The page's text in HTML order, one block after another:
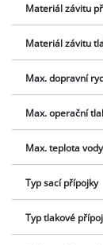
Materiál závitu
Materiál závitu
Max. dopravní
Max. operační
Max. teplota vody
Typ sací přípojky
Typ tlakové